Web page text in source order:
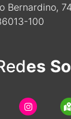
Bernardino,
100
es